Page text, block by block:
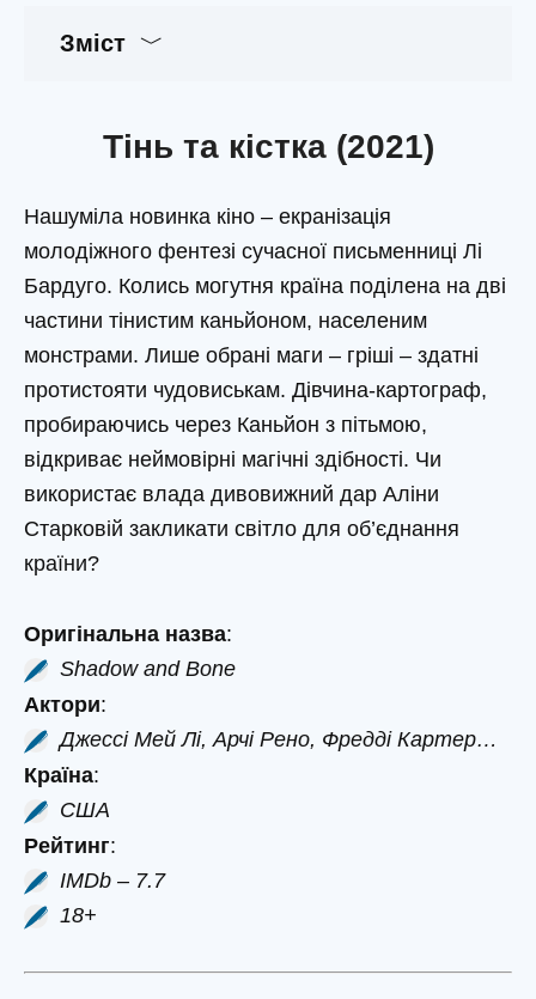
Зміст
Тінь та кістка (2021)
Нашуміла новинка кіно – екранізація
молодіжного фентезі сучасної письменниці Лі
Бардуго. Колись могутня країна поділена на дві
частини тінистим каньйоном, населеним
монстрами. Лише обрані маги – гріші – здатні
протистояти чудовиськам. Дівчина-картограф,
пробираючись через Каньйон з пітьмою,
відкриває неймовірні магічні здібності. Чи
використає влада дивовижний дар Аліни
Старковій закликати світло для об’єднання
країни?
Оригінальна назва:
Shadow and Bone
Актори:
Джессі Мей Лі, Арчі Рено, Фредді Картер…
Країна:
США
Рейтинг:
IMDb – 7.7
18+